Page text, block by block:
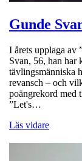
Gunde
I årets upplaga av
Svan, 56, han har
tävlingsmänniska
revansch – och
poängrekord med
”Let's…
Läs vidare